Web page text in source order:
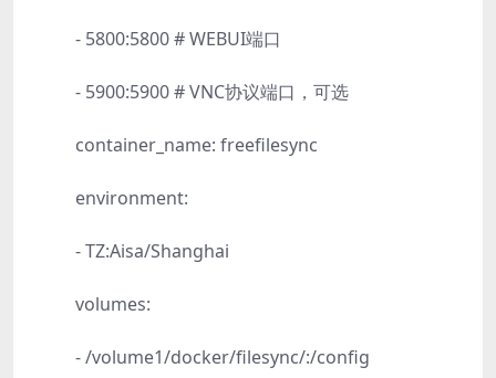
- 5800:5800 # WEBUI端口
- 5900:5900 # VNC协议端口，可选
container_name: freefilesync
environment:
- TZ:Aisa/Shanghai
volumes:
- /volume1/docker/filesync/:/config